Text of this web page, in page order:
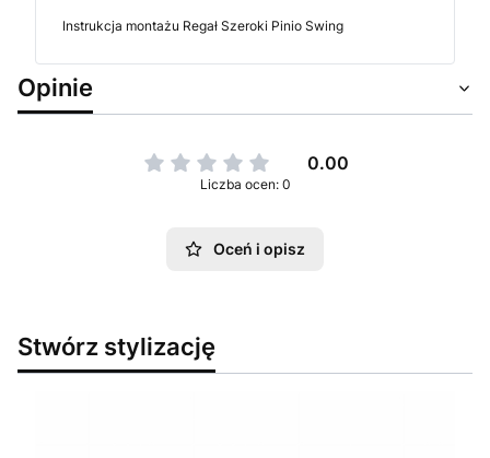
Instrukcja montażu Regał Szeroki Pinio Swing
Opinie
0.00
Liczba ocen: 0
Oceń i opisz
Stwórz stylizację